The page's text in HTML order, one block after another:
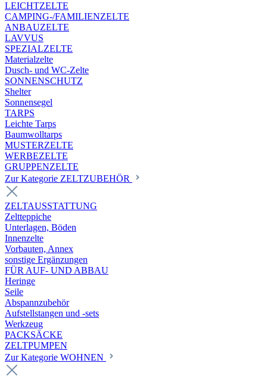
LEICHTZELTE
CAMPING-/FAMILIENZELTE
ANBAUZELTE
LAVVUS
SPEZIALZELTE
Materialzelte
Dusch- und WC-Zelte
SONNENSCHUTZ
Shelter
Sonnensegel
TARPS
Leichte Tarps
Baumwolltarps
MUSTERZELTE
WERBEZELTE
GRUPPENZELTE
Zur Kategorie ZELTZUBEHÖR
ZELTAUSSTATTUNG
Zeltteppiche
Unterlagen, Böden
Innenzelte
Vorbauten, Annex
sonstige Ergänzungen
FÜR AUF- UND ABBAU
Heringe
Seile
Abspannzubehör
Aufstellstangen und -sets
Werkzeug
PACKSÄCKE
ZELTPUMPEN
Zur Kategorie WOHNEN